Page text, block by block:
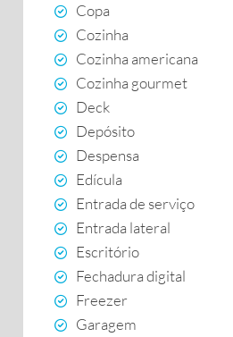
Copa
Cozinha
Cozinha americana
Cozinha gourmet
Deck
Depósito
Despensa
Edícula
Entrada de serviço
Entrada lateral
Escritório
Fechadura digital
Freezer
Garagem